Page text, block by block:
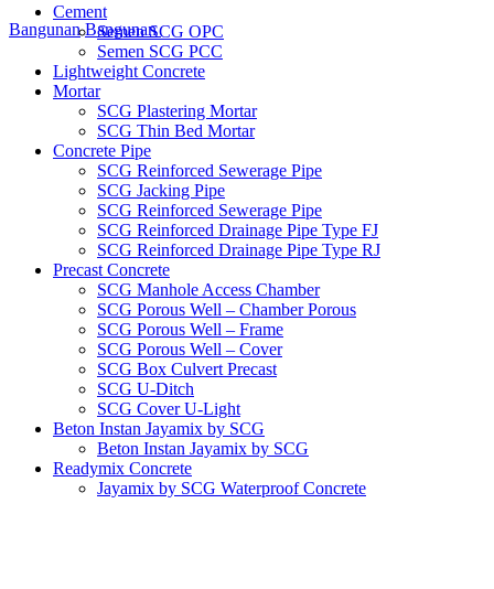
Bangunan Bangunan
Cement
Semen SCG OPC
Semen SCG PCC
Lightweight Concrete
Mortar
SCG Plastering Mortar
SCG Thin Bed Mortar
Concrete Pipe
SCG Reinforced Sewerage Pipe
SCG Jacking Pipe
SCG Reinforced Sewerage Pipe
SCG Reinforced Drainage Pipe Type FJ
SCG Reinforced Drainage Pipe Type RJ
Precast Concrete
SCG Manhole Access Chamber
SCG Porous Well – Chamber Porous
SCG Porous Well – Frame
SCG Porous Well – Cover
SCG Box Culvert Precast
SCG U-Ditch
SCG Cover U-Light
Beton Instan Jayamix by SCG
Beton Instan Jayamix by SCG
Readymix Concrete
Jayamix by SCG Waterproof Concrete